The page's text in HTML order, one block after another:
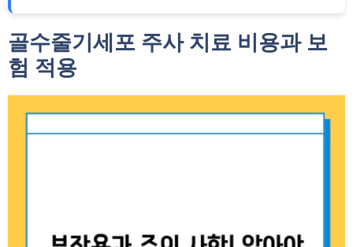
골수줄기세포 주사 치료 비용과 보
험 적용